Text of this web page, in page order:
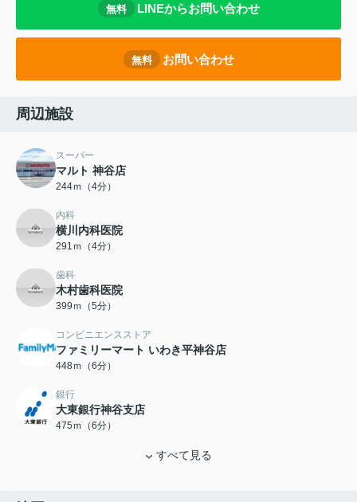
無料 LINEからお問い合わせ
無料 お問い合わせ
周辺施設
スーパー
マルト 神谷店
244ｍ（4分）
内科
横川内科医院
291ｍ（4分）
歯科
木村歯科医院
399ｍ（5分）
コンビニエンスストア
ファミリーマート いわき平神谷店
448ｍ（6分）
銀行
大東銀行神谷支店
475ｍ（6分）
すべて見る